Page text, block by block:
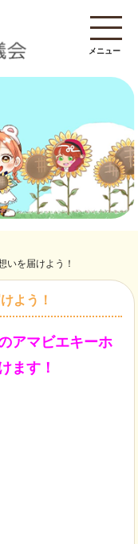
メニュー
いを届けよう！
よう！
アマビエキーホ
ます！